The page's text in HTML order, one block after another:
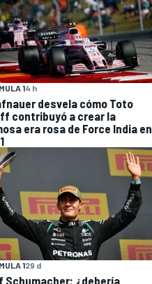
14 h
desvela cómo Toto
contribuyó a crear la
era rosa de Force India en
129 d
Schumacher: ¿debería